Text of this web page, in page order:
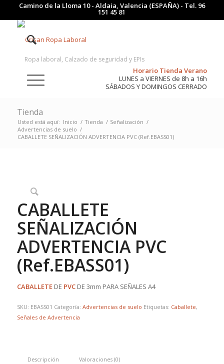
Camino de la Lloma 10 - Aldaia, Valencia (ESPAÑA) - Tel. 96
151 45 81
Ropa laboral, Calzado de seguridad y EPIs
Horario Tienda Verano
LUNES a VIERNES de 8h a 16h
SÁBADOS Y DOMINGOS CERRADO
Tienda
Usted está aquí: Inicio / Tienda / Señalización /
Advertencias de suelo /
CABALLETE SEÑALIZACIÓN ADVERTENCIA PVC (Ref.EBASS01)
CABALLETE
SEÑALIZACIÓN
ADVERTENCIA PVC
(Ref.EBASS01)
CABALLETEDE PVCDE 3mm PARA SEÑALES A4
SKU: EBASS01 Categoría: Advertencias de suelo Etiquetas: Caballete,
Señales de Advertencia
Descripción Valoraciones (0)